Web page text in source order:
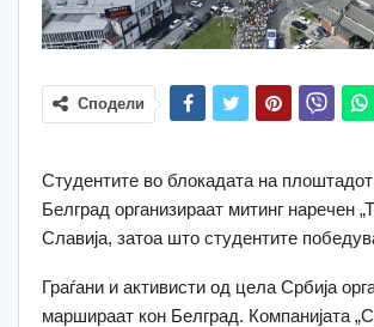
Сподели
Студентите во блокадата на
Белград организираат митинг наречен
Славија, затоа што студентите
Граѓани и активисти од цела Србија
маршираат кон Белград. Компанијата